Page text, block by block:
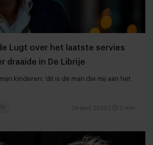
Lugt over het laatste servies
draaide in De Librije
kinderen: ‘dit is de man die mij aan het
24 april 2025 3 min